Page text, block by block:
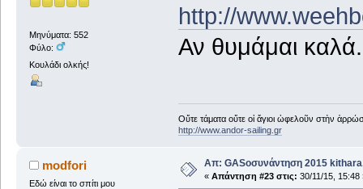
Μηνύματα: 552
Φύλο:
Κουλάδι ολκής!
http://
Αν θυμάμαι
Οὔτε τάματα οὔτε οἱ ἅγιοι ὠφελοῦν στὴν
http://www.andor-sailing.gr
modfori
Εδώ είναι το σπίτι μου
Απ: GASοσυνάντηση 2015
« Απάντηση #23 στις: 30/11/15, 15:48